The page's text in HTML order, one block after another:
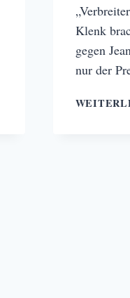
Klenk
gegen
nur der